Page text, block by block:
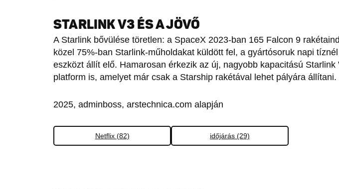
STARLINK V3 ÉS A JÖVŐ
A Starlink bővülése töretlen: a SpaceX 2023-ban 165 Falcon 9
közel 75%-ban Starlink-műholdakat küldött fel, a gyártósoruk napi
eszközt állít elő. Hamarosan érkezik az új, nagyobb kapacitású Starlink
platform is, amelyet már csak a Starship rakétával lehet pályára állítani.
2025, adminboss, arstechnica.com alapján
Netflix (82) időjárás (29)